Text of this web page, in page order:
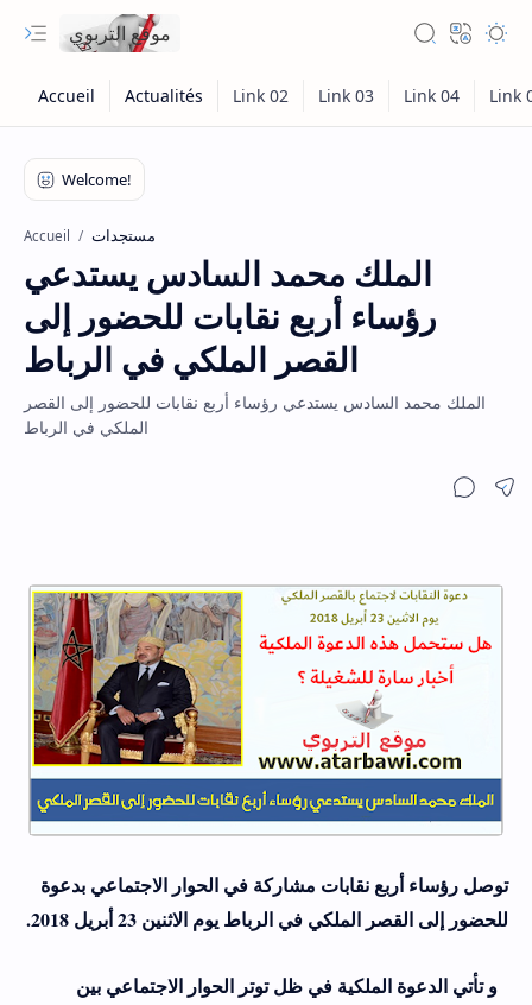
موقع التربوي
Accueil مستجدات
الملك محمد السادس يستدعي
رؤساء أربع نقابات للحضور إلى
القصر الملكي في الرباط
الملك محمد السادس يستدعي رؤساء أربع نقابات للحضور إلى القصر
الملكي في الرباط
توصل رؤساء أربع نقابات مشاركة في الحوار الاجتماعي بدعوة
للحضور إلى القصر الملكي في الرباط يوم الاثنين 23 أبريل 2018
.
و تأتي الدعوة الملكية في ظل توتر الحوار الاجتماعي بين